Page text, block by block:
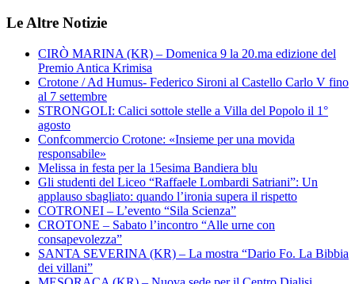
Le Altre Notizie
CIRÒ MARINA (KR) – Domenica 9 la 20.ma edizione del
Premio Antica Krimisa
Crotone / Ad Humus- Federico Sironi al Castello Carlo V fino
al 7 settembre
STRONGOLI: Calici sottole stelle a Villa del Popolo il 1°
agosto
Confcommercio Crotone: «Insieme per una movida
responsabile»
Melissa in festa per la 15esima Bandiera blu
Gli studenti del Liceo “Raffaele Lombardi Satriani”: Un
applauso sbagliato: quando l’ironia supera il rispetto
COTRONEI – L’evento “Sila Scienza”
CROTONE – Sabato l’incontro “Alle urne con
consapevolezza”
SANTA SEVERINA (KR) – La mostra “Dario Fo. La Bibbia
dei villani”